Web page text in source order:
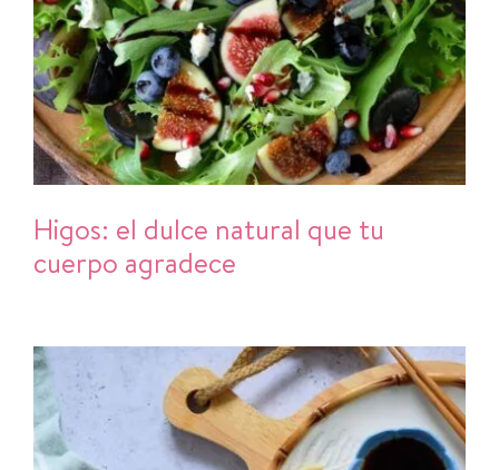
Higos: el dulce natural que tu
cuerpo agradece